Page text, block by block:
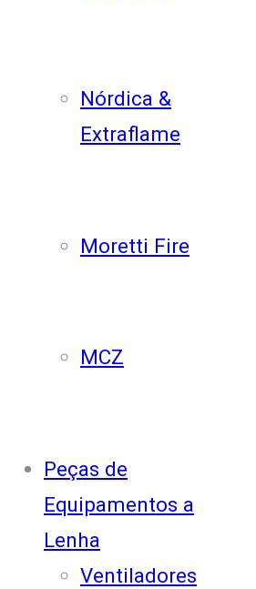
Nórdica &
Extraflame
Moretti Fire
MCZ
Peças de
Equipamentos a
Lenha
Ventiladores